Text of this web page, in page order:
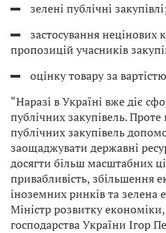
зелені публічні
застосування нецінових
пропозицій учасників
оцінку товару за
“Наразі в Україні вже діє
публічних закупівель.
публічних закупівель
заощаджувати державні
досягти більш масштабних
привабливість, збільшення
іноземних ринків та зелена
Міністр розвитку економіки,
господарства України Ігор